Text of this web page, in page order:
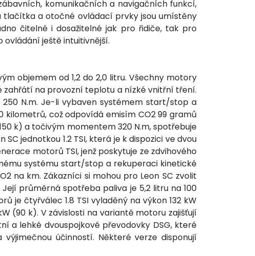
komunikačních a navigačních funkcí,
tlačítka a otočné ovládací prvky jsou umístěny
čitelné i dosažitelné jak pro řidiče, tak pro
ještě intuitivnější.
objemem od 1,2 do 2,0 litru. Všechny motory
na provozní teplotu a nízké vnitřní tření.
250 N.m. Je-li vybaven systémem start/stop a
což odpovídá emisím CO2 99 gramů
k) a točivým momentem 320 N.m, spotřebuje
jednotkou 1.2 TSI, která je k dispozici ve dvou
motorů TSI, jenž poskytuje ze zdvihového
systému start/stop a rekuperaci kinetické
na km. Zákazníci si mohou pro Leon SC zvolit
průměrná spotřeba paliva je 5,2 litru na 100
je čtyřválec 1.8 TSI vyladěný na výkon 132 kW
(90 k). V závislosti na variantě motoru zajišťují
a lehké dvouspojkové převodovky DSG, které
účinností. Některé verze disponují